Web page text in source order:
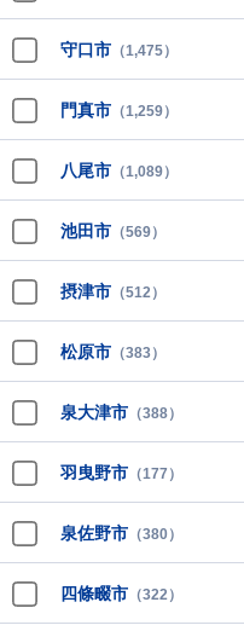
守口市 （1,475）
門真市 （1,259）
八尾市 （1,089）
池田市 （569）
摂津市 （512）
松原市 （383）
泉大津市 （388）
羽曳野市 （177）
泉佐野市 （380）
四條畷市 （322）